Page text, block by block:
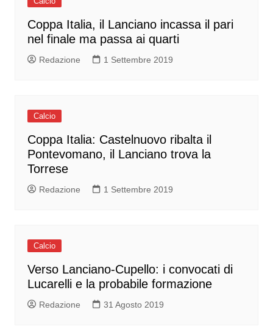
Coppa Italia, il Lanciano incassa il pari
nel finale ma passa ai quarti
Redazione 1 Settembre 2019
Calcio
Coppa Italia: Castelnuovo ribalta il
Pontevomano, il Lanciano trova la
Torrese
Redazione 1 Settembre 2019
Calcio
Verso Lanciano-Cupello: i convocati di
Lucarelli e la probabile formazione
Redazione 31 Agosto 2019